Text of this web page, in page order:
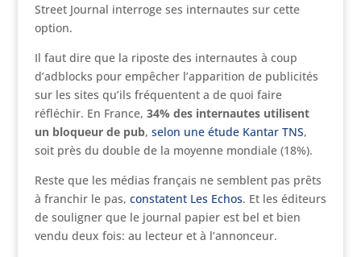
Street Journal interroge ses internautes sur cette
option.
Il faut dire que la riposte des internautes à coup
d’adblocks pour empêcher l’apparition de publicités
sur les sites qu’ils fréquentent a de quoi faire
réfléchir. En France, 34% des internautes utilisent
un bloqueur de pub, selon une étude Kantar TNS,
soit près du double de la moyenne mondiale (18%).
Reste que les médias français ne semblent pas prêts
à franchir le pas, constatent Les Echos. Et les éditeurs
de souligner que le journal papier est bel et bien
vendu deux fois: au lecteur et à l’annonceur.